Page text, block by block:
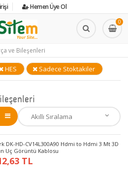
Hemen Üye Ol
0
ve Bileşenleri
HES Sadece Stoktakiler
DK-HD-CV14L300A90 Hdmi to Hdmi 3 Mt 3D
Uç Görüntü Kablosu
TL